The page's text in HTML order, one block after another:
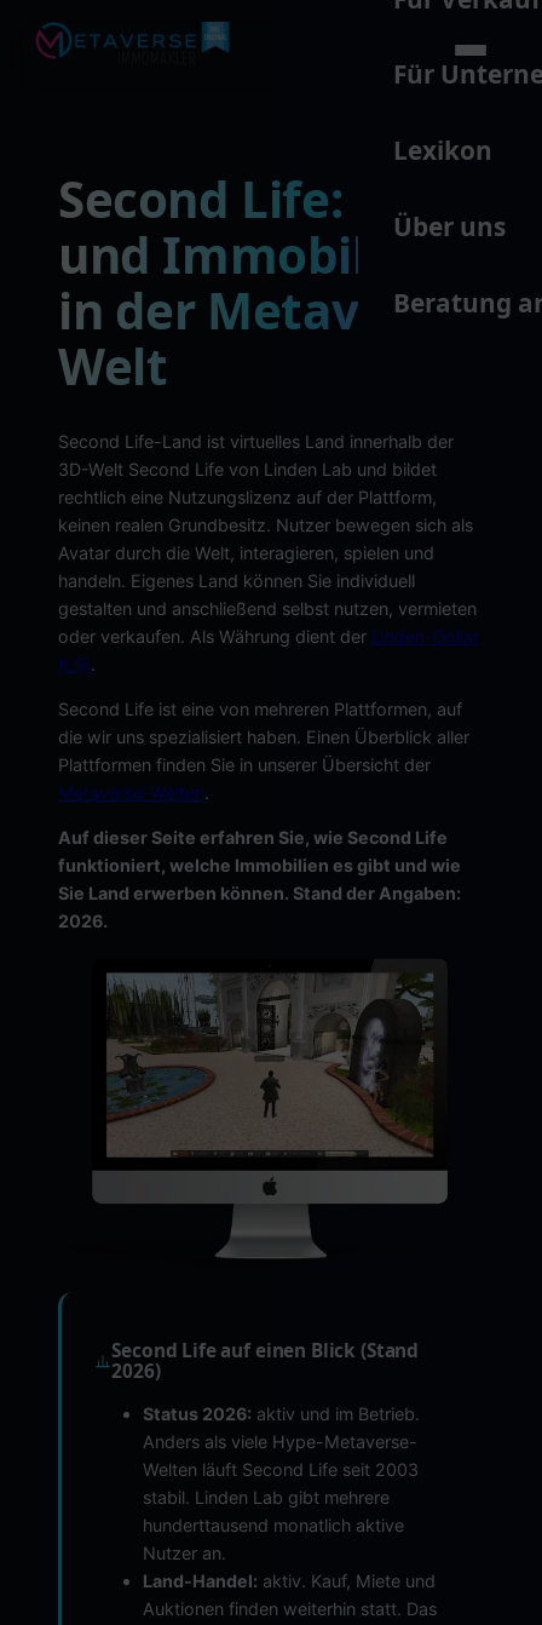
Für
Lexikon
Über uns
Beratung
Second Life: Land
und Immobilien
in der Metaverse-
Welt
Second Life-Land ist virtuelles Land innerhalb der
3D-Welt Second Life von Linden Lab und bildet
rechtlich eine Nutzungslizenz auf der Plattform,
keinen realen Grundbesitz. Nutzer bewegen sich als
Avatar durch die Welt, interagieren, spielen und
handeln. Eigenes Land können Sie individuell
gestalten und anschließend selbst nutzen, vermieten
oder verkaufen. Als Währung dient der Linden-Dollar
(L$).
Second Life ist eine von mehreren Plattformen, auf
die wir uns spezialisiert haben. Einen Überblick aller
Plattformen finden Sie in unserer Übersicht der
Metaverse-Welten.
Auf dieser Seite erfahren Sie, wie Second Life
funktioniert, welche Immobilien es gibt und wie
Sie Land erwerben können. Stand der Angaben:
2026.
Second Life auf einen Blick (Stand
2026)
Status 2026: aktiv und im Betrieb.
Anders als viele Hype-Metaverse-
Welten läuft Second Life seit 2003
stabil. Linden Lab gibt mehrere
hunderttausend monatlich aktive
Nutzer an.
Land-Handel: aktiv. Kauf, Miete und
Auktionen finden weiterhin statt. Das